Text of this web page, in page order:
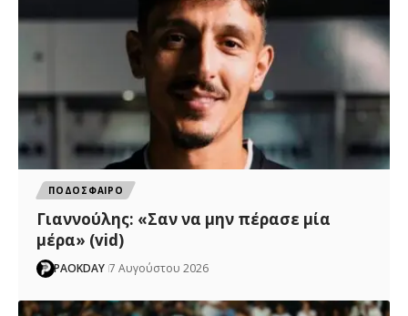
ΠΟΔΟΣΦΑΙΡΟ
Γιαννούλης: «Σαν να μην πέρασε μία
μέρα» (vid)
PAOKDAY 7 Αυγούστου 2026